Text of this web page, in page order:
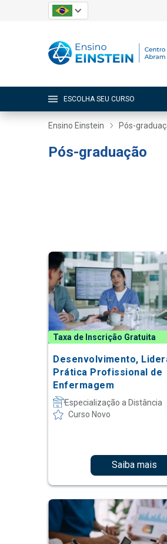
ESCOLHA SEU CURSO
Ensino Einstein Pós-
Pós-graduação
Taxa de Inscrição Gratuita
Desenvolvimento,
Prática Profissional de
Enfermagem
Especialização a Distância
Curso Novo
Saiba mais